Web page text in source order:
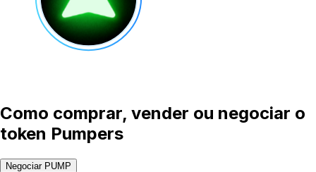
Como comprar, vender ou negociar o
token Pumpers
Negociar PUMP